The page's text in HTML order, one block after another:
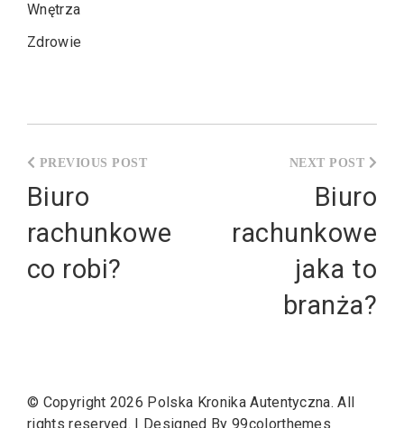
Wnętrza
Zdrowie
wpisu
Biuro
rachunkowe
co robi?
Biuro
rachunkowe
jaka to
branża?
© Copyright 2026 Polska Kronika Autentyczna. All
rights reserved. | Designed By 99colorthemes